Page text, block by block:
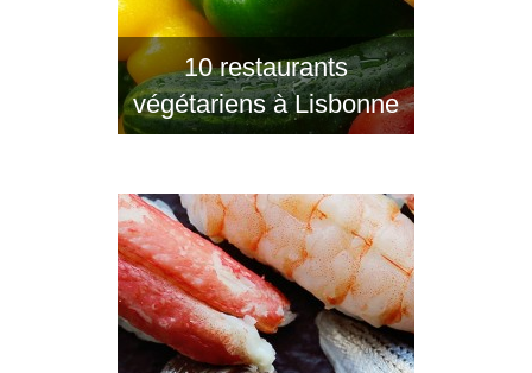
10 restaurants
végétariens à Lisbonne